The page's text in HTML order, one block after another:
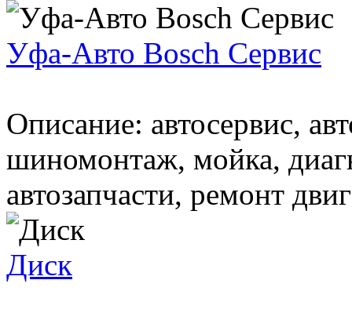
Уфа-Авто Bosch Сервис
Описание: автосервис,
шиномонтаж, мойка,
автозапчасти, ремонт
Диск